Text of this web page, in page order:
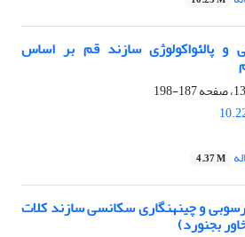
و پالئواکولوژی سازند قم بر اساس
187-198
4.37 M
بایواستراتیگرافی، محیط رسوبی و چینه‎نگاری سکانسی سازند کلات
بجنورد)